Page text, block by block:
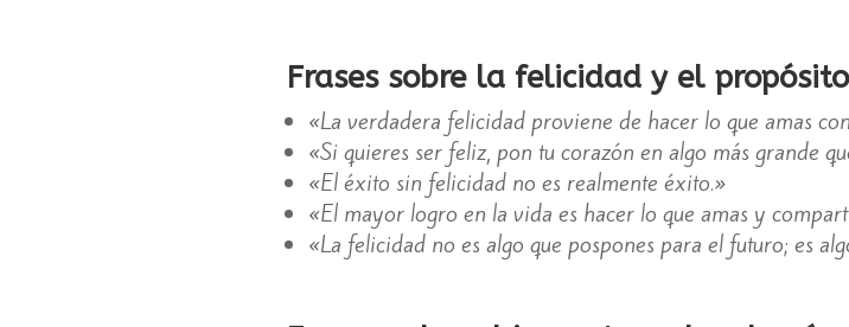
Frases sobre la felicidad y el propósito
«La verdadera felicidad proviene de hacer lo que amas
«Si quieres ser feliz, pon tu corazón en algo más grande
«El éxito sin felicidad no es realmente éxito.»
«El mayor logro en la vida es hacer lo que amas y
«La felicidad no es algo que pospones para el futuro; es